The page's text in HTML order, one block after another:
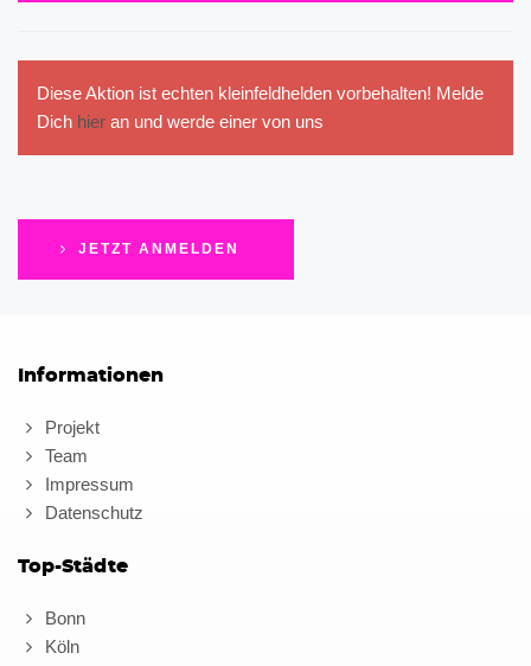
Diese Aktion ist echten kleinfeldhelden vorbehalten! Melde
Dich hier an und werde einer von uns
JETZT ANMELDEN
Informationen
Projekt
Team
Impressum
Datenschutz
Top-Städte
Bonn
Köln